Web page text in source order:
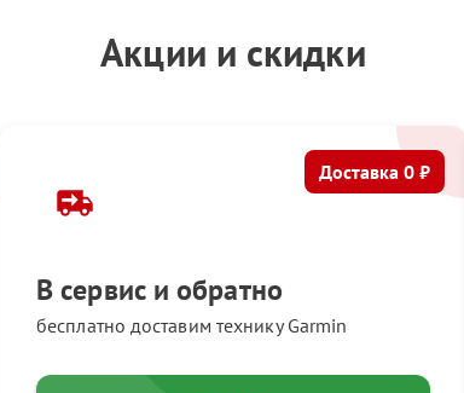
Акции и скидки
В сервис и обратно
бесплатно доставим технику Garmin
Доставка 0 ₽